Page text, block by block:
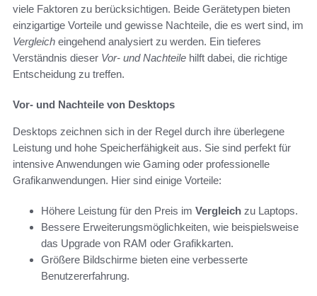
viele Faktoren zu berücksichtigen. Beide Gerätetypen bieten
einzigartige Vorteile und gewisse Nachteile, die es wert sind, im
Vergleich eingehend analysiert zu werden. Ein tieferes
Verständnis dieser Vor- und Nachteile hilft dabei, die richtige
Entscheidung zu treffen.
Vor- und Nachteile von Desktops
Desktops zeichnen sich in der Regel durch ihre überlegene
Leistung und hohe Speicherfähigkeit aus. Sie sind perfekt für
intensive Anwendungen wie Gaming oder professionelle
Grafikanwendungen. Hier sind einige Vorteile:
Höhere Leistung für den Preis im Vergleich zu Laptops.
Bessere Erweiterungsmöglichkeiten, wie beispielsweise
das Upgrade von RAM oder Grafikkarten.
Größere Bildschirme bieten eine verbesserte
Benutzererfahrung.